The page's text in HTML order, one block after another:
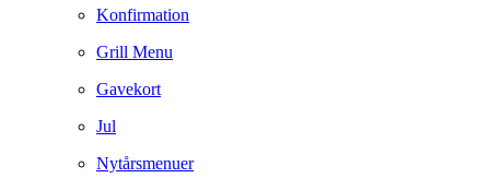
Konfirmation
Grill Menu
Gavekort
Jul
Nytårsmenuer